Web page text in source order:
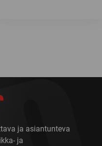
ja asiantunteva
ja